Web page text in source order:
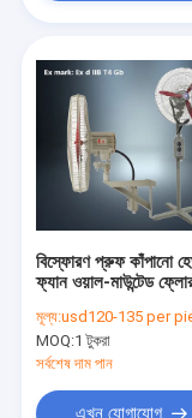
বিস্ফোরণ প্রুফ কাঁপানো
ফ্যান ওয়াল-মাউন্টেড
মূল্য:usd120-135 per
MOQ:1 টুকরা
সর্বশেষ দাম পান
এখন যোগাযোগ